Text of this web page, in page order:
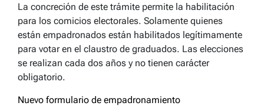
La concreción de este trámite permite la habilitación
para los comicios electorales. Solamente quienes
están empadronados están habilitados legítimamente
para votar en el claustro de graduados. Las elecciones
se realizan cada dos años y no tienen carácter
obligatorio.
Nuevo formulario de empadronamiento